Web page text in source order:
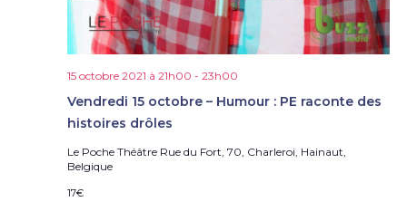
Vendredi 15 octobre – Humour : PE raconte des
histoires drôles
15 octobre 2021 à 21h00 - 23h00
Le Poche Théâtre Rue du Fort, 70, Charleroi, Hainaut,
Belgique
17€